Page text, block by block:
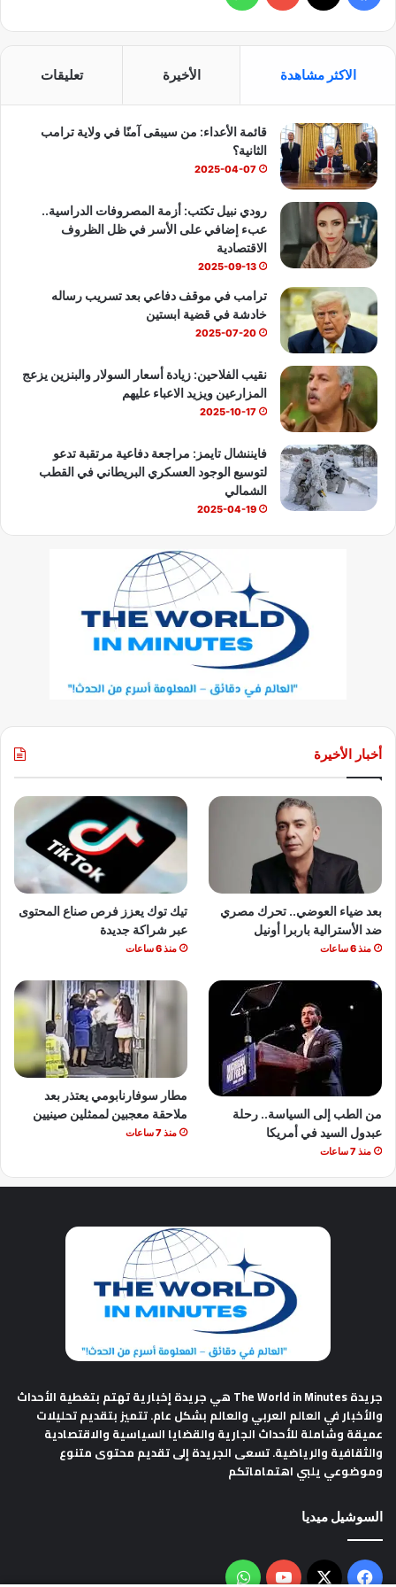
ي
و
ك
X
Y
T
u
e
ا
ا
ب
الاكثر مشاهدة الأخيرة تعليقات
قائمة الأعداء: من سيبقى آمنًا في ولاية ترامب
الثانية؟
2025-04-07
رودي نبيل تكتب: أزمة المصروفات الدراسية..
عبء إضافي على الأسر في ظل الظروف
الاقتصادية
2025-09-13
ترامب في موقف دفاعي بعد تسريب رساله
خادشة في قضية ابستين
2025-07-20
نقيب الفلاحين: زيادة أسعار السولار والبنزين يزعج
المزارعين ويزيد الاعباء عليهم
2025-10-17
فايننشال تايمز: مراجعة دفاعية مرتقبة تدعو
لتوسيع الوجود العسكري البريطاني في القطب
الشمالي
2025-04-19
أخبار الأخيرة
بعد ضياء العوضي.. تحرك مصري
ضد الأسترالية باربرا أونيل
منذ 6 ساعات
تيك توك يعزز فرص صناع المحتوى
عبر شراكة جديدة
منذ 6 ساعات
من الطب إلى السياسة.. رحلة
عبدول السيد في أمريكا
منذ 7 ساعات
مطار سوفارنابومي يعتذر بعد
ملاحقة معجبين لممثلين صينيين
منذ 7 ساعات
جريدة The World in Minutes
هي جريدة إخبارية تهتم بتغطية الأحداث
والأخبار في العالم العربي والعالم بشكل عام. تتميز بتقديم تحليلات
عميقة وشاملة للأحداث الجارية والقضايا السياسية والاقتصادية
والثقافية والرياضية. تسعى الجريدة إلى تقديم محتوى متنوع
وموضوعي يلبي اهتماماتكم
السوشيل ميديا
فيسبوك
‫X
‫YouTubeواتساب